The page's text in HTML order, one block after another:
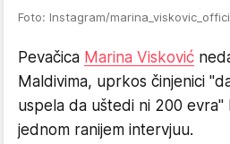
Foto: Instagram/
Pevačica Marina Visković
Maldivima, uprkos činjenici
uspela da uštedi ni 200 evra"
jednom ranijem intervjuu.